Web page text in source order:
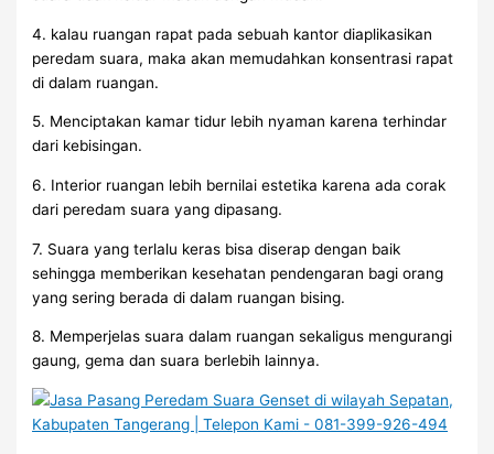
4. kalau ruangan rapat pada sebuah kantor diaplikasikan
peredam suara, maka akan memudahkan konsentrasi rapat
di dalam ruangan.
5. Menciptakan kamar tidur lebih nyaman karena terhindar
dari kebisingan.
6. Interior ruangan lebih bernilai estetika karena ada corak
dari peredam suara yang dipasang.
7. Suara yang terlalu keras bisa diserap dengan baik
sehingga memberikan kesehatan pendengaran bagi orang
yang sering berada di dalam ruangan bising.
8. Memperjelas suara dalam ruangan sekaligus mengurangi
gaung, gema dan suara berlebih lainnya.